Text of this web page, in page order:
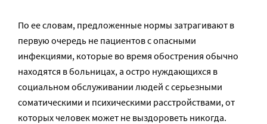
По ее словам, предложенные нормы затрагивают в
первую очередь не пациентов с опасными
инфекциями, которые во время обострения обычно
находятся в больницах, а остро нуждающихся в
социальном обслуживании людей с серьезными
соматическими и психическими расстройствами, от
которых человек может не выздороветь никогда.